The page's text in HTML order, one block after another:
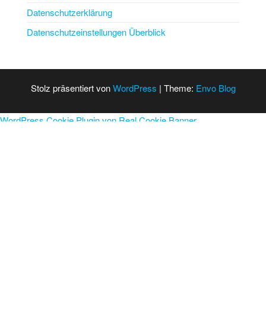
Datenschutzerklärung
Datenschutzeinstellungen Überblick
Stolz präsentiert vonWordPress | Theme: Envo Blog
WordPress Cookie Plugin von Real Cookie Banner